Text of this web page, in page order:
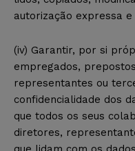
autorização expressa
(iv) Garantir, por si
empregados,
representantes ou
confidencialidade dos
que todos os seus
diretores,